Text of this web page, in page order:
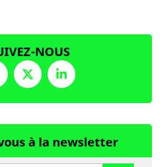
NOUS
à la newsletter